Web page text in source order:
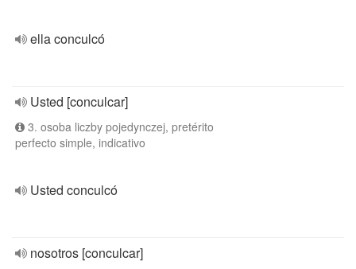
ella conculcó
Usted [conculcar]
3. osoba liczby pojedynczej, pretérito
perfecto simple, indicativo
Usted conculcó
nosotros [conculcar]